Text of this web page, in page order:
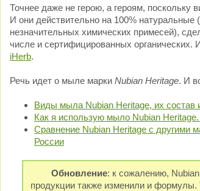
Точнее даже не герою, а героям, поскольку
И они действительно на 100%
незначительных химических примесей),
числе и сертифицированных органических.
iHerb.
Речь идет о мыле марки Nubian Heritage. И
Виды мыла Nubian Heritage, их состав
Как я использую мыло Nubian
Сравнение Nubian Heritage с другими
России
Обновление: к сожалению,
продукции также изменили и